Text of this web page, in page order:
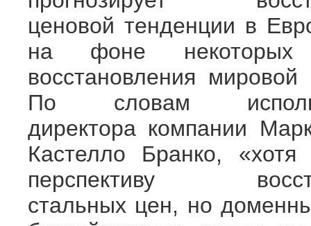
ценовой тенденции в
на фоне некоторых
восстановления мировой
По словам
директора компании
Кастелло Бранко,
перспективу
стальных цен, но